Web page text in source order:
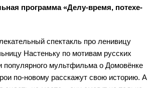
программа «Делу-время, потехе-
спектакль про ленивицу
Настеньку по мотивам русских
популярного мультфильма о Домовёнке
по-новому расскажут свою историю. А